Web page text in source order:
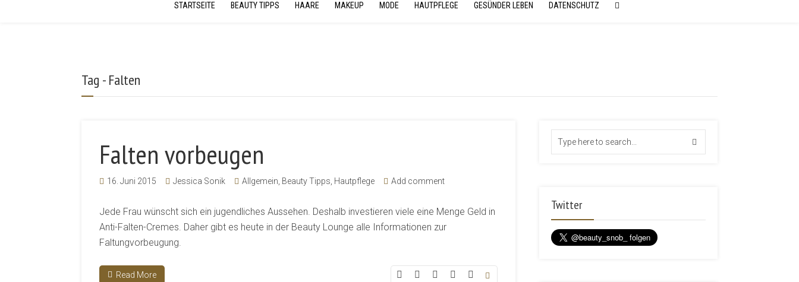
STARTSEITE BEAUTY TIPPS HAARE MAKEUP MODE HAUTPFLEGE GESÜNDER LEBEN DATENSCHUTZ
Tag - Falten
Falten vorbeugen
16. Juni 2015 Jessica Sonik Allgemein Beauty Tipps Hautpflege Add comment
Jede Frau wünscht sich ein jugendliches Aussehen. Deshalb investieren viele eine Menge Geld in
Anti-Falten-Cremes. Daher gibt es heute in der Beauty Lounge alle Informationen zur
Faltungvorbeugung.
Read More
Twitter